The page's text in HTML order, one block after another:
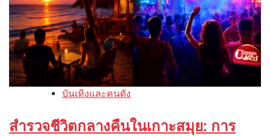
บันเทิงและคนดัง
สำรวจชีวิตกลางคืนในเกาะสมุย: การ